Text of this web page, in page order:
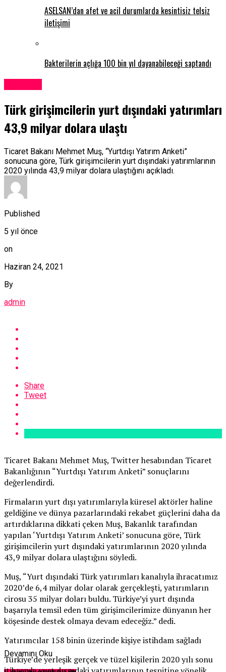
ASELSAN’dan afet ve acil durumlarda kesintisiz telsiz
iletişimi
Bakterilerin açlığa 100 bin yıl dayanabileceği saptandı
Türk girişimcilerin yurt dışındaki yatırımları
43,9 milyar dolara ulaştı
Ticaret Bakanı Mehmet Muş, “Yurtdışı Yatırım Anketi”
sonucuna göre, Türk girişimcilerin yurt dışındaki yatırımlarının
2020 yılında 43,9 milyar dolara ulaştığını açıkladı.
Published
5 yıl önce
on
Haziran 24, 2021
By
admin
Share
Tweet
Ticaret Bakanı Mehmet Muş, Twitter hesabından Ticaret
Bakanlığının “Yurtdışı Yatırım Anketi” sonuçlarını
değerlendirdi.
Firmaların yurt dışı yatırımlarıyla küresel aktörler haline
geldiğine ve dünya pazarlarındaki rekabet güçlerini daha da
artırdıklarına dikkati çeken Muş, Bakanlık tarafından
yapılan ‘Yurtdışı Yatırım Anketi’ sonucuna göre, Türk
girişimcilerin yurt dışındaki yatırımlarının 2020 yılında
43,9 milyar dolara ulaştığını söyledi.
Muş, “Yurt dışındaki Türk yatırımları kanalıyla ihracatımız
2020’de 6,4 milyar dolar olarak gerçekleşti, yatırımların
cirosu 35 milyar doları buldu. Türkiye’yi yurt dışında
başarıyla temsil eden tüm girişimcilerimize dünyanın her
köşesinde destek olmaya devam edeceğiz.” dedi.
Yatırımcılar 158 binin üzerinde kişiye istihdam sağladı
Türkiye’de yerleşik gerçek ve tüzel kişilerin 2020 yılı sonu
Devamını Oku